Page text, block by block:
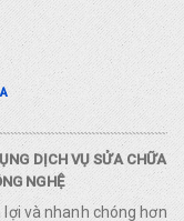
DỊCH VỤ SỬA CHỮA
NGHỆ
và nhanh chóng hơn